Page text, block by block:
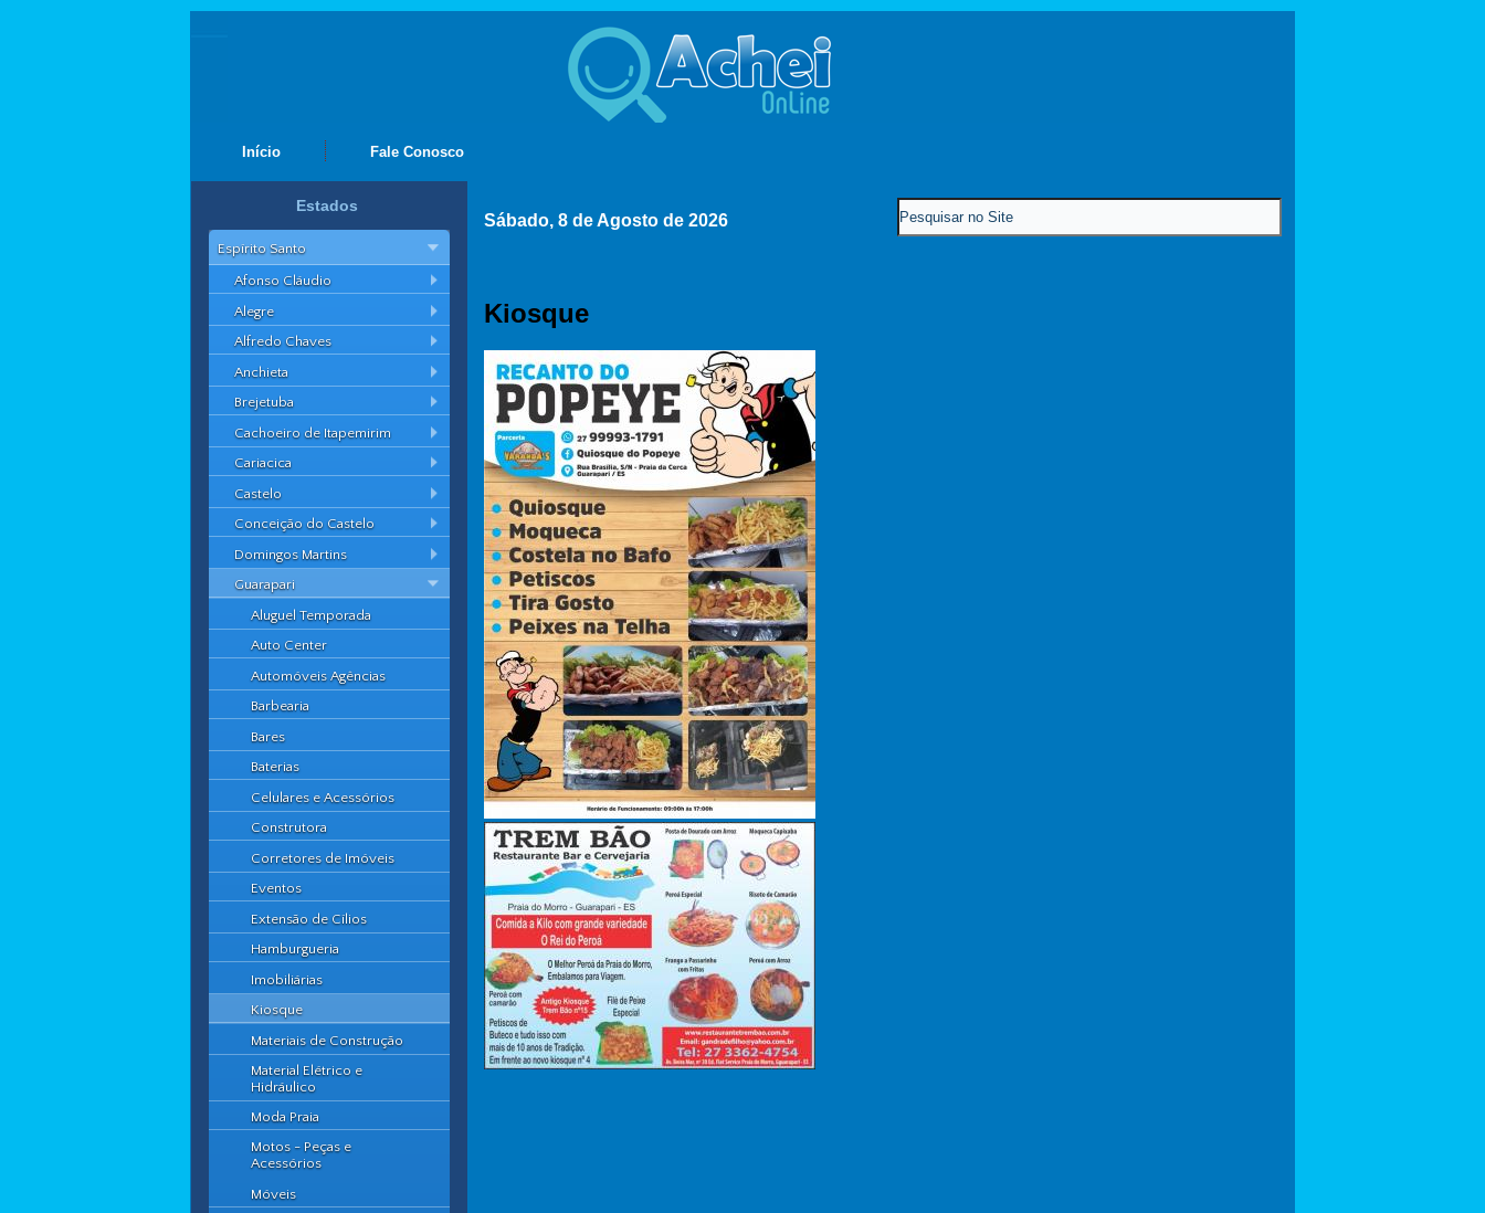
Início Fale Conosco
Estados
Espírito Santo
Afonso Cláudio
Alegre
Alfredo Chaves
Anchieta
Brejetuba
Cachoeiro de Itapemirim
Cariacica
Castelo
Conceição do Castelo
Domingos Martins
Guarapari
Aluguel Temporada
Auto Center
Automóveis Agências
Barbearia
Bares
Baterias
Celulares e Acessórios
Construtora
Corretores de Imóveis
Eventos
Extensão de Cílios
Hamburgueria
Imobiliárias
Kiosque
Materiais de Construção
Material Elétrico e
Hidráulico
Moda Praia
Motos - Peças e
Acessórios
Móveis
Sábado, 8 de Agosto de 2026
Kiosque